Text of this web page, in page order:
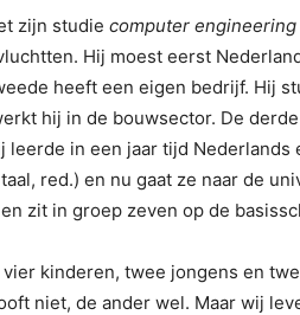
zijn studie computer engineering
Hij moest eerst
heeft een eigen bedrijf. Hij
hij in de bouwsector. De
in een jaar tijd Nederlands
red.) en nu gaat ze naar de
zit in groep zeven op de
kinderen, twee jongens en
niet, de ander wel. Maar wij